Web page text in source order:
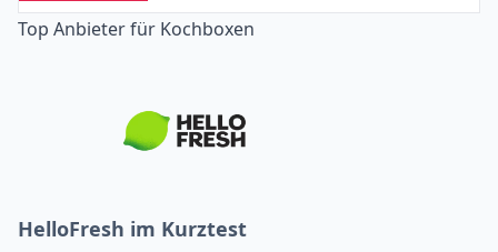
Top Anbieter für Kochboxen
HelloFresh im Kurztest